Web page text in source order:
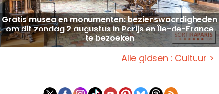
Gratis musea en monumenten: bezienswaardigheden
om dit zondag 2 augustus in Parijs en Île-de-France
te bezoeken
Alle gidsen : Cultuur >